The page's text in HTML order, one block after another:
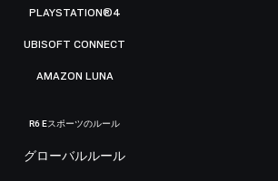
PLAYSTATION®4
UBISOFT CONNECT
AMAZON LUNA
R6 Eスポーツのルール
グローバルルール